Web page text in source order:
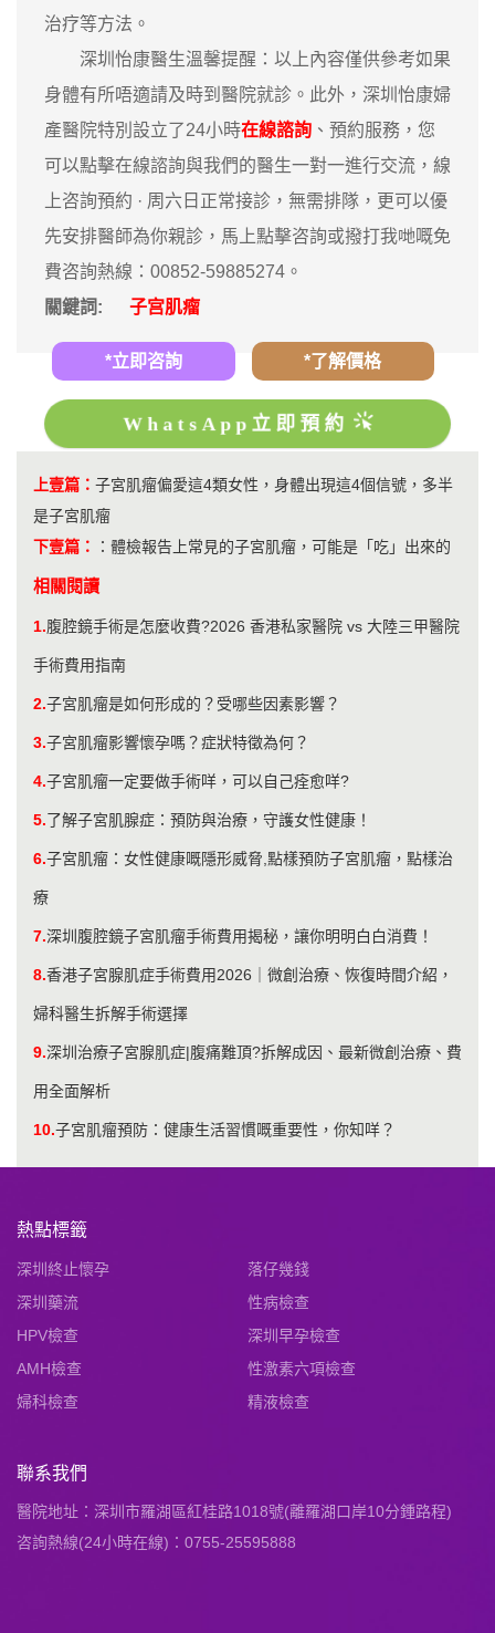
治疗等方法。
深圳怡康醫生溫馨提醒：以上內容僅供參考如果
身體有所唔適請及時到醫院就診。此外，深圳怡康婦
產醫院特別設立了24小時在線諮詢 、預約服務，您
可以點擊在線諮詢與我們的醫生一對一進行交流，線
上咨詢預約 · ‎周六日正常接診，無需排隊，更可以優
先安排醫師為你親診，馬上點擊咨詢或撥打我哋嘅免
費咨詢熱線：00852-59885274。
關鍵詞:
子宫肌瘤
*立即咨詢 *了解價格
WhatsApp立即預約
上壹篇： 子宮肌瘤偏愛這4類女性，身體出現這4個信號，多半
是子宮肌瘤
下壹篇：
： ​體檢報告上常見的子宮肌瘤，可能是「吃」出來的
相關閱讀
1.腹腔鏡手術是怎麼收費?2026 香港私家醫院 vs 大陸三甲醫院
手術費用指南
2.子宮肌瘤是如何形成的？受哪些因素影響？
3.子宮肌瘤影響懷孕嗎？症狀特徵為何？
4.子宮肌瘤一定要做手術咩，可以自己痊愈咩?
5.了解子宮肌腺症：預防與治療，守護女性健康！
6.子宮肌瘤：女性健康嘅隱形威脅,點樣預防子宮肌瘤，點樣治
療
7.深圳腹腔鏡子宮肌瘤手術費用揭秘，讓你明明白白消費！
8.香港子宮腺肌症手術費用2026｜微創治療、恢復時間介紹，
婦科醫生拆解手術選擇
9.深圳治療子宮腺肌症|腹痛難頂?拆解成因、最新微創治療、費
用全面解析
10.子宮肌瘤預防：健康生活習慣嘅重要性，你知咩？
熱點標籤
深圳終止懷孕
落仔幾錢
深圳藥流
性病檢查
HPV檢查
深圳早孕檢查
AMH檢查
性激素六項檢查
婦科檢查
精液檢查
聯系我們
醫院地址：深圳市羅湖區紅桂路1018號(離羅湖口岸10分鍾路程)
咨詢熱線(24小時在線)：0755-25595888